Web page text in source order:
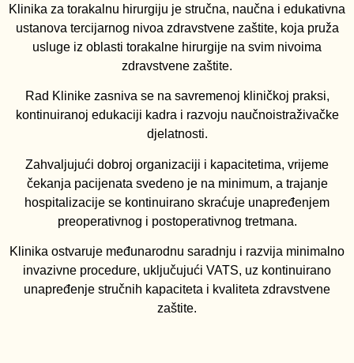
Klinika za torakalnu hirurgiju je stručna, naučna i edukativna
ustanova tercijarnog nivoa zdravstvene zaštite, koja pruža
usluge iz oblasti torakalne hirurgije na svim nivoima
zdravstvene zaštite.
Rad Klinike zasniva se na savremenoj kliničkoj praksi,
kontinuiranoj edukaciji kadra i razvoju naučnoistraživačke
djelatnosti.
Zahvaljujući dobroj organizaciji i kapacitetima, vrijeme
čekanja pacijenata svedeno je na minimum, a trajanje
hospitalizacije se kontinuirano skraćuje unapređenjem
preoperativnog i postoperativnog tretmana.
Klinika ostvaruje međunarodnu saradnju i razvija minimalno
invazivne procedure, uključujući VATS, uz kontinuirano
unapređenje stručnih kapaciteta i kvaliteta zdravstvene
zaštite.